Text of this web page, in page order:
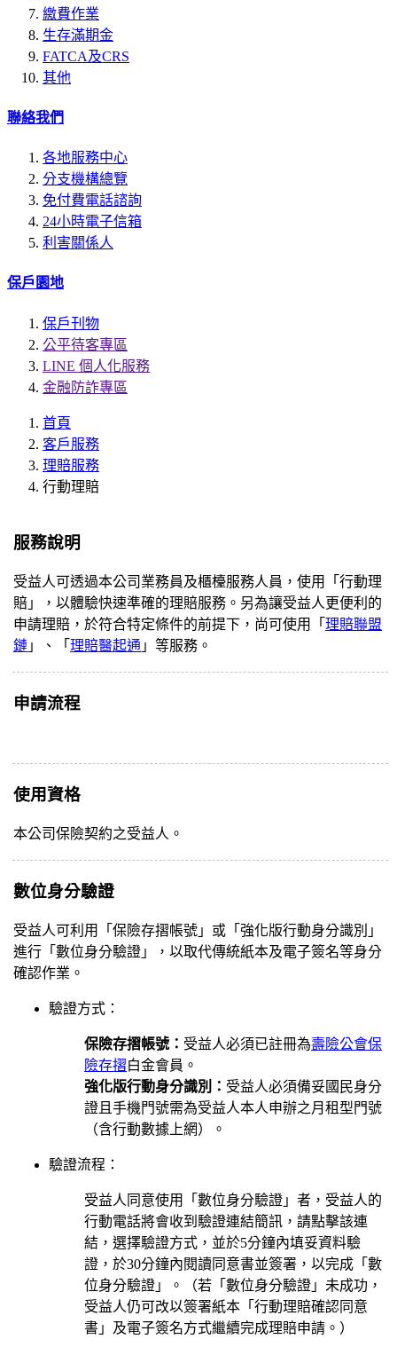
繳費作業
生存滿期金
FATCA及CRS
其他
聯絡我們
各地服務中心
分支機構總覽
免付費電話諮詢
24小時電子信箱
利害關係人
保戶園地
保戶刊物
公平待客專區
LINE 個人化服務
金融防詐專區
首頁
客戶服務
理賠服務
行動理賠
服務說明
受益人可透過本公司業務員及櫃檯服務人員，使用「行動理
賠」，以體驗快速準確的理賠服務。另為讓受益人更便利的
申請理賠，於符合特定條件的前提下，尚可使用「 理賠聯盟
鏈 」、「 理賠醫起通 」等服務。
申請流程
使用資格
本公司保險契約之受益人。
數位身分驗證
受益人可利用「保險存摺帳號」或「強化版行動身分識別」
進行「數位身分驗證」，以取代傳統紙本及電子簽名等身分
確認作業。
驗證方式：
保險存摺帳號： 受益人必須已註冊為壽險公會保
險存摺白金會員。
強化版行動身分識別： 受益人必須備妥國民身分
證且手機門號需為受益人本人申辦之月租型門號
（含行動數據上網）。
驗證流程：
受益人同意使用「數位身分驗證」者，受益人的
行動電話將會收到驗證連結簡訊，請點擊該連
結，選擇驗證方式，並於5分鐘內填妥資料驗
證，於30分鐘內閱讀同意書並簽署，以完成「數
位身分驗證」。（若「數位身分驗證」未成功，
受益人仍可改以簽署紙本「行動理賠確認同意
書」及電子簽名方式繼續完成理賠申請。）